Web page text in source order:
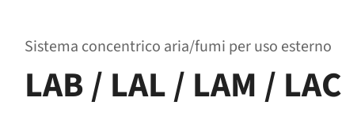
Sistema concentrico aria/​​fumi per uso esterno
LAB / LAL / LAM / LAC